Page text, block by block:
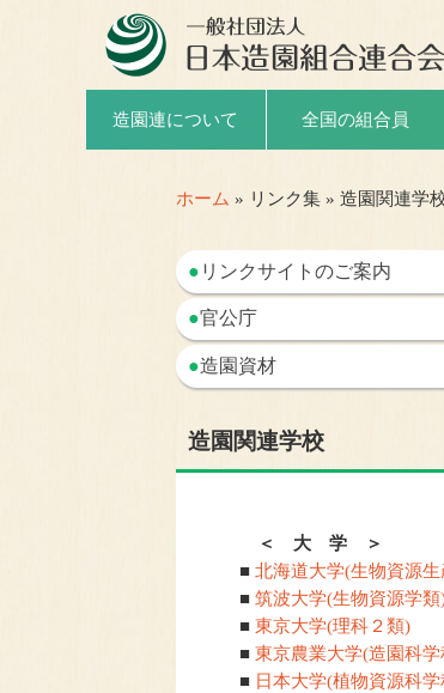
造園連について 全国の組合員
ホーム » リンク集 » 造園関連学
● リンクサイトのご案内
●官公庁
●造園資材
造園関連学校
＜ 大 学 ＞
■ 北海道大学(生物資源
■ 筑波大学(生物資源学類
■ 東京大学(理科２類)
■ 東京農業大学(造園科学
■ 日本大学(植物資源科